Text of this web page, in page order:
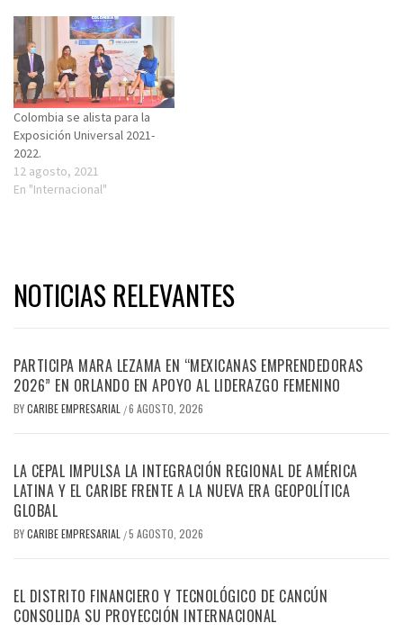
Colombia se alista para la
Exposición Universal 2021-
2022.
12 agosto, 2021
En "Internacional"
NOTICIAS RELEVANTES
PARTICIPA MARA LEZAMA EN “MEXICANAS EMPRENDEDORAS
2026” EN ORLANDO EN APOYO AL LIDERAZGO FEMENINO
BYCARIBE EMPRESARIAL /6 AGOSTO, 2026
LA CEPAL IMPULSA LA INTEGRACIÓN REGIONAL DE AMÉRICA
LATINA Y EL CARIBE FRENTE A LA NUEVA ERA GEOPOLÍTICA
GLOBAL
BYCARIBE EMPRESARIAL /5 AGOSTO, 2026
EL DISTRITO FINANCIERO Y TECNOLÓGICO DE CANCÚN
CONSOLIDA SU PROYECCIÓN INTERNACIONAL